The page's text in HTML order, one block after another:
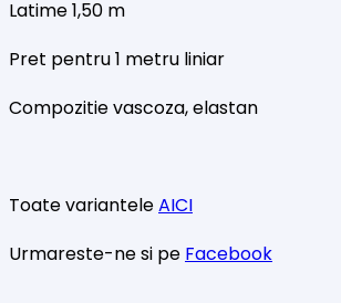
Latime 1,50 m
Pret pentru 1 metru liniar
Compozitie vascoza, elastan
Toate varianteleAICI
Urmareste-ne si pe Facebook